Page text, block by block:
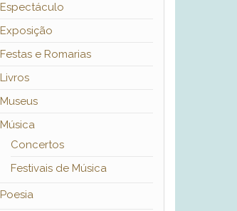
Espectáculo
Exposição
Festas e Romarias
Livros
Museus
Música
Concertos
Festivais de Música
Poesia